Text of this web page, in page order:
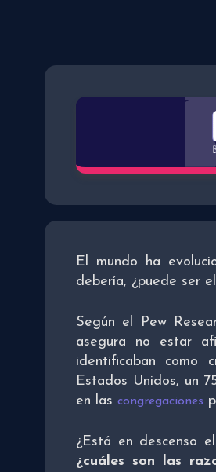
El mundo ha
debería, ¿puede ser
Según el Pew
asegura no estar
identificaban como
Estados Unidos, un
en las congregaciones
¿Está en descenso
¿cuáles son las